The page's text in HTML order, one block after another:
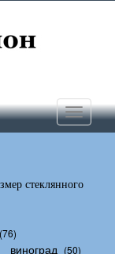
Toggle
стеклянного
(76)
виноград (50)